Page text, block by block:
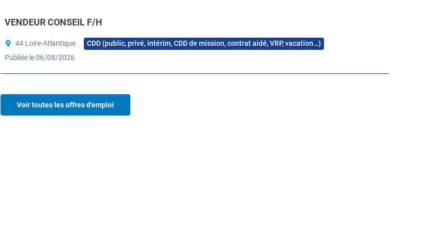
Nos expertises
Conseil agricole
VENDEUR CONSEIL F/H
44 Loire-Atlantique
CDD (public, privé, intérim, CDD de mission, contrat aidé, VRP, vacation…)
Publiée le 06/08/2026
Voir toutes les offres d'emploi